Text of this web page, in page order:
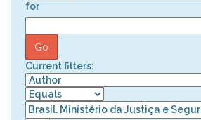
for
Current filters: